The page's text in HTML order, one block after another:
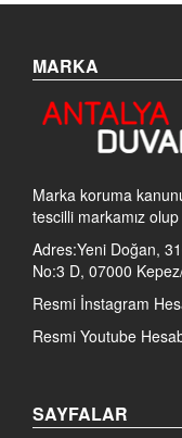
MARKA
Marka koruma
tescilli markamız
Adres:Yeni Doğan,
No:3 D, 07000
Resmi İnstagram
Resmi Youtube
SAYFALAR